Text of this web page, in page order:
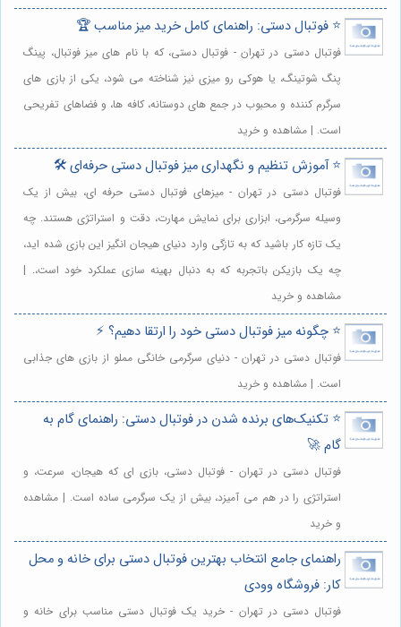
⭐️ فو‌تبا‌ل دستی: راهنمای کامل خرید میز مناسب 🏆
فوتبال دستی در تهران - فوتبال دستی، که با نام های میز فوتبال، پینگ
پنگ شوتینگ، یا هوکی رو میزی نیز شناخته می شود، یکی از بازی های
سرگرم کننده و محبوب در جمع های دوستانه، کافه ها، و فضاهای تفریحی
است. | مشاهده و خرید
⭐️ آموزش تنظیم و نگهداری میز فو‌تبا‌ل دستی حرفه‌ای 🛠️
فوتبال دستی در تهران - میزهای فوتبال دستی حرفه ای، بیش از یک
وسیله سرگرمی، ابزاری برای نمایش مهارت، دقت و استراتژی هستند. چه
یک تازه کار باشید که به تازگی وارد دنیای هیجان انگیز این بازی شده اید،
چه یک بازیکن باتجربه که به دنبال بهینه سازی عملکرد خود است،. |
مشاهده و خرید
⭐️ چگونه میز فو‌تبا‌ل دستی خود را ارتقا دهیم؟ ⚡️
فوتبال دستی در تهران - دنیای سرگرمی خانگی مملو از بازی های جذابی
است. | مشاهده و خرید
⭐️ تکنیک‌های برنده شدن در فو‌تبا‌ل دستی: راهنمای گام به
گام 🚀
فوتبال دستی در تهران - فوتبال دستی، بازی ای که هیجان، سرعت، و
استراتژی را در هم می آمیزد، بیش از یک سرگرمی ساده است. | مشاهده
و خرید
راهنمای جامع انتخاب بهترین فوتبال دستی برای خانه و محل
کار: فروشگاه وودی
فوتبال دستی در تهران - خرید یک فوتبال دستی مناسب برای خانه و